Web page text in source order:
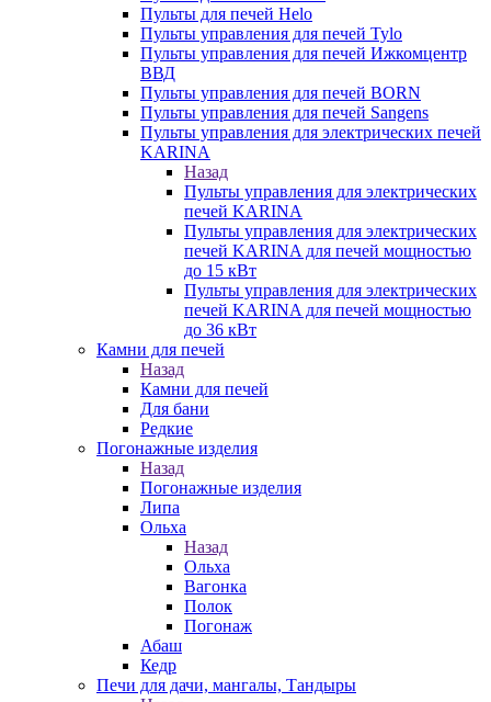
Пульты для печей Helo
Пульты управления для печей Tylo
Пульты управления для печей Ижкомцентр
ВВД
Пульты управления для печей BORN
Пульты управления для печей Sangens
Пульты управления для электрических печей
KARINA
Назад
Пульты управления для электрических
печей KARINA
Пульты управления для электрических
печей KARINA для печей мощностью
до 15 кВт
Пульты управления для электрических
печей KARINA для печей мощностью
до 36 кВт
Камни для печей
Назад
Камни для печей
Для бани
Редкие
Погонажные изделия
Назад
Погонажные изделия
Липа
Ольха
Назад
Ольха
Вагонка
Полок
Погонаж
Абаш
Кедр
Печи для дачи, мангалы, Тандыры